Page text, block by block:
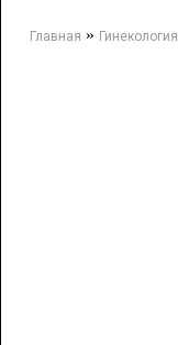
Главная » Гинекология